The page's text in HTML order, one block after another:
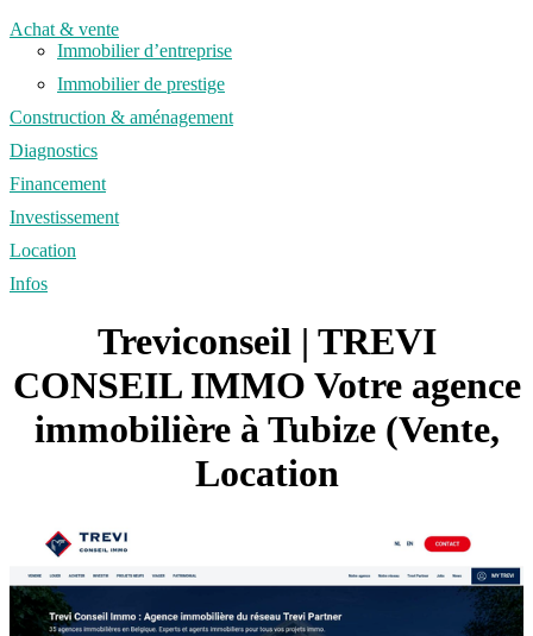
Achat & vente
Immobilier d’entreprise
Immobilier de prestige
Construction & aménagement
Diagnostics
Financement
Investissement
Location
Infos
Treviconseil | TREVI
CONSEIL IMMO Votre agence
immobilière à Tubize (Vente,
Location